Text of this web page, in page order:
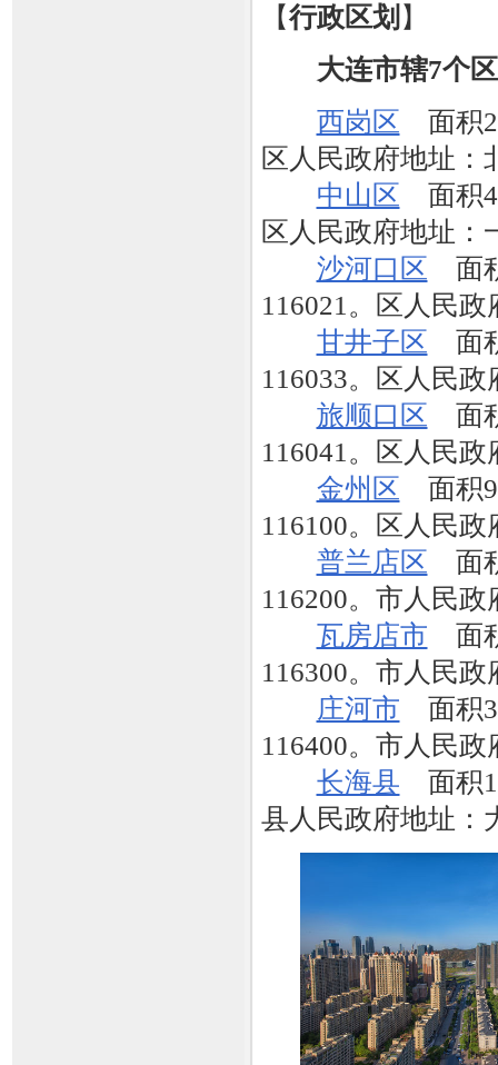
【行政区划 】
大连市辖7个
西岗区 面积
区人民政府地址：
中山区 面积
区人民政府地址：
沙河口区 面
116021。区人民
甘井子区 面
116033。区人民
旅顺口区 面
116041。区人民
金州区 面积
116100。区人民
普兰店区 面
116200。市人民
瓦房店市 面
116300。市人民
庄河市 面积
116400。市人民
长海县 面积
县人民政府地址：